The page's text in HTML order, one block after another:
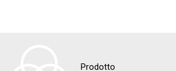
Prodotto